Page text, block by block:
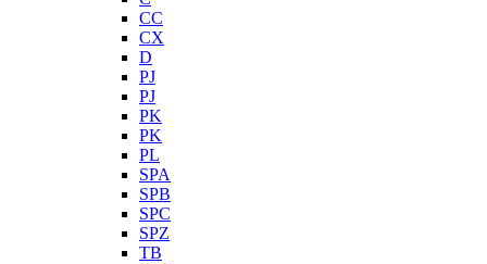
CC
CX
D
PJ
PJ
PK
PK
PL
SPA
SPB
SPC
SPZ
TB